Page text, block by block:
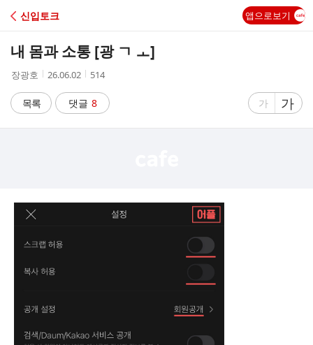
C
A
신입토크 앱으로보기
내 몸과 소통 [광 ㄱ ㅗ]
작
자
장광호
작
시
간
26.06.02
조
수
514
목록 댓글 8
글
가
글
자
가